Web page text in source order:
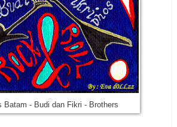
Batam - Budi dan Fikri - Brothers